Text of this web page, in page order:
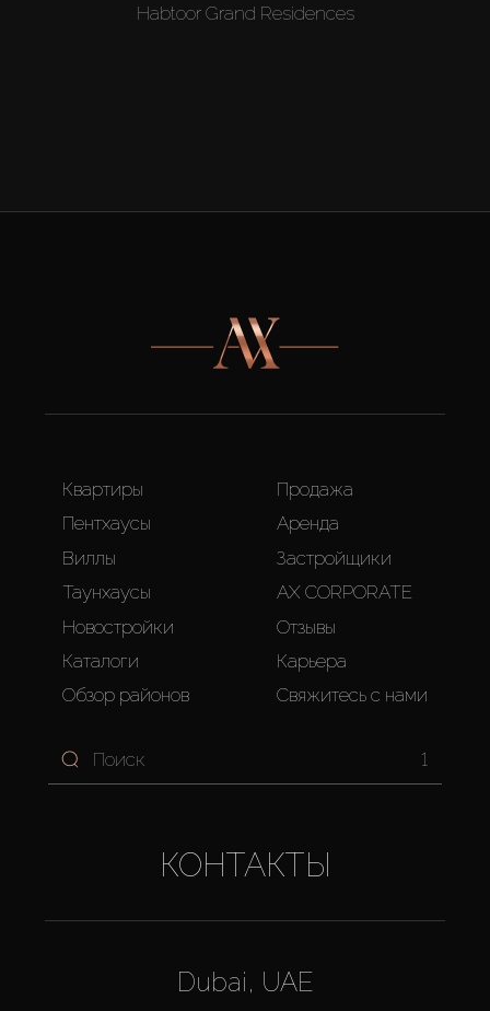
Habtoor Grand Residences
Квартиры
Пентхаусы
Виллы
Таунхаусы
Новостройки
Каталоги
Обзор районов
Продажа
Аренда
Застройщики
AX CORPORATE
Отзывы
Карьера
Свяжитесь с нами
1
КОНТАКТЫ
Dubai, UAE